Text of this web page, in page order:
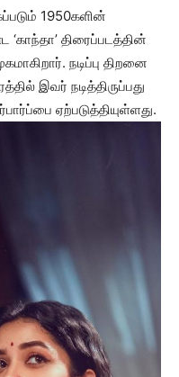
1950களின்
திரைப்படத்தின்
நடிப்பு திறனை
இவர் நடித்திருப்பது
ஏற்படுத்தியுள்ளது.